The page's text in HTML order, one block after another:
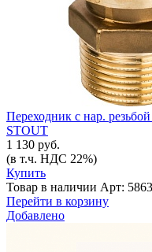
Переходник с нар.
STOUT
1 130 руб.
(в т.ч. НДС 22%)
Купить
Товар в наличии Арт:
Перейти в корзину
Добавлено